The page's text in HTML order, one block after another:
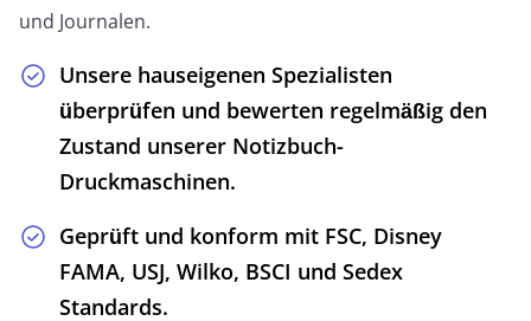
und Journalen.
Unsere hauseigenen Spezialisten
überprüfen und bewerten regelmäßig den
Zustand unserer Notizbuch-
Druckmaschinen.
Geprüft und konform mit FSC, Disney
FAMA, USJ, Wilko, BSCI und Sedex
Standards.